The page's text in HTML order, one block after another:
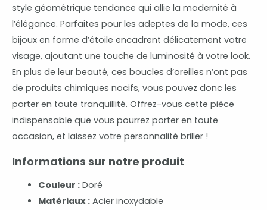
style géométrique tendance qui allie la modernité à
l’élégance. Parfaites pour les adeptes de la mode, ces
bijoux en forme d’étoile encadrent délicatement votre
visage, ajoutant une touche de luminosité à votre look.
En plus de leur beauté, ces boucles d’oreilles n’ont pas
de produits chimiques nocifs, vous pouvez donc les
porter en toute tranquillité. Offrez-vous cette pièce
indispensable que vous pourrez porter en toute
occasion, et laissez votre personnalité briller !
Informations sur notre produit
Couleur :Doré
Matériaux :Acier inoxydable